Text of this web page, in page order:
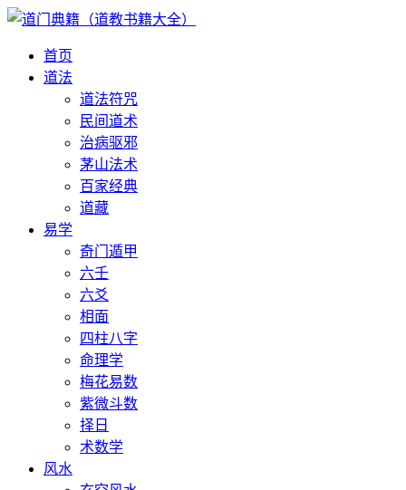
首页
道法
道法符咒
民间道术
治病驱邪
茅山法术
百家经典
道藏
易学
奇门遁甲
六壬
六爻
相面
四柱八字
命理学
梅花易数
紫微斗数
择日
术数学
风水